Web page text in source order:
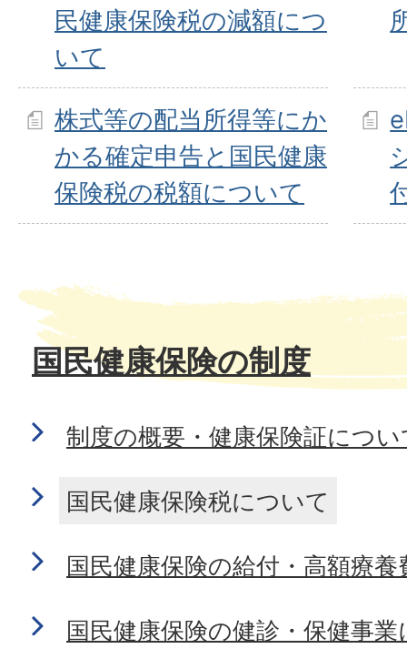
民健康保険税の減額につ
いて
株式等の配当所得等にか
かる確定申告と国民健康
保険税の税額について
国民健康保険の制度
制度の概要・健康保険証につい
国民健康保険税について
国民健康保険の給付・高額療
国民健康保険の健診・保健事